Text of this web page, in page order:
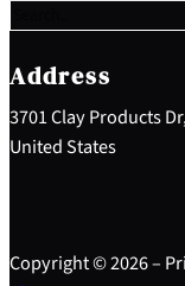
c
h
Address
3701 Clay Products
United States
Copyright © 2026 –